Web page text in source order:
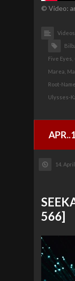
© Video:
Videos,
Five Eyes,
Marea,
Root-
Ulysses-
14.
566]